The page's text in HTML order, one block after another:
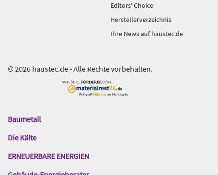
Editors' Choice
Herstellerverzeichnis
Ihre News auf haustec.de
© 2026 haustec.de - Alle Rechte vorbehalten.
Das
Gentner
Baumetall
Die Kälte
ERNEUERBARE ENERGIEN